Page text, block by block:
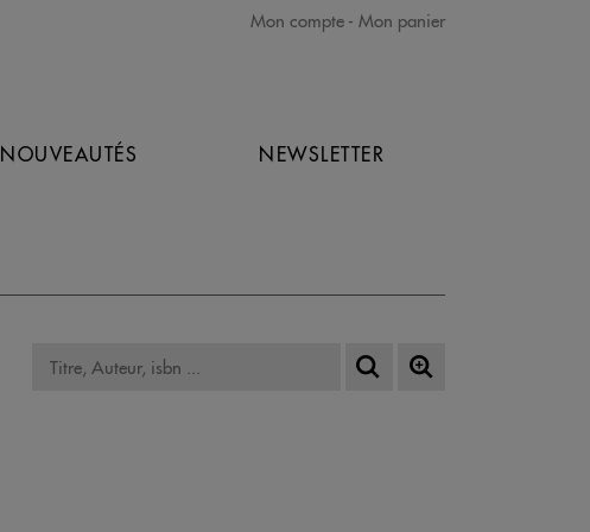
Mon compte Mon panier
NOUVEAUTÉS NEWSLETTER